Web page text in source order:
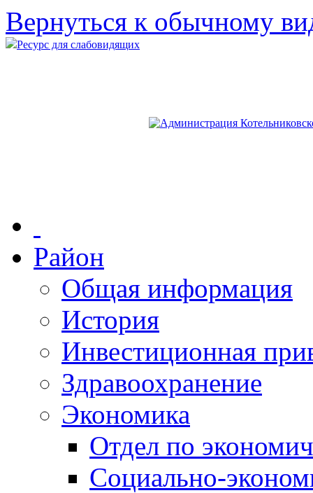
Вернуться к обычному
Ресурс для слабовидящих
Район
Общая информация
История
Инвестиционная
Здравоохранение
Экономика
Отдел по
Социально-